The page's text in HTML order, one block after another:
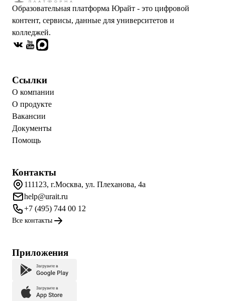
Образовательная платформа Юрайт - это цифровой
контент, сервисы, данные для университетов и
колледжей.
Ссылки
О компании
О продукте
Вакансии
Документы
Помощь
Контакты
111123, г.Москва, ул. Плеханова, 4а
help@urait.ru
+7 (495) 744 00 12
Все контакты
Приложения